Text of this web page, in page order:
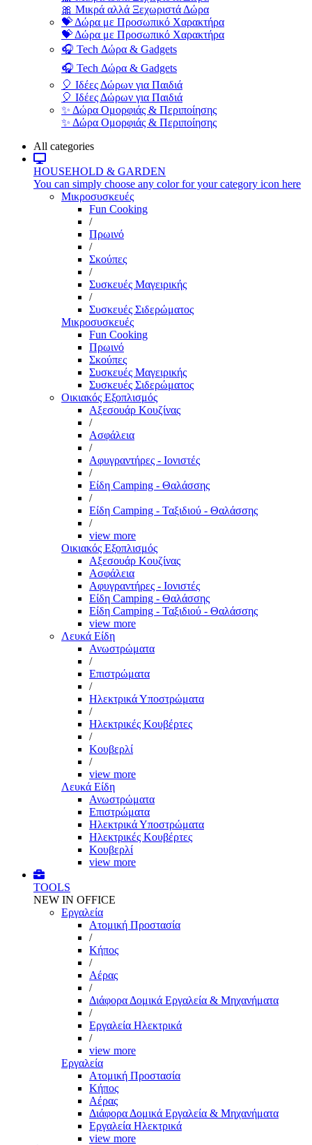
🎀 Μικρά αλλά Ξεχωριστά Δώρα
💝 Δώρα με Προσωπικό Χαρακτήρα
💝 Δώρα με Προσωπικό Χαρακτήρα
🎧 Tech Δώρα & Gadgets
🎧 Tech Δώρα & Gadgets
🎈 Ιδέες Δώρων για Παιδιά
🎈 Ιδέες Δώρων για Παιδιά
✨ Δώρα Ομορφιάς & Περιποίησης
✨ Δώρα Ομορφιάς & Περιποίησης
All categories
HOUSEHOLD & GARDEN
You can simply choose any color for your category icon here
Μικροσυσκευές
Fun Cooking
/
Πρωινό
/
Σκούπες
/
Συσκευές Μαγειρικής
/
Συσκευές Σιδερώματος
Μικροσυσκευές
Fun Cooking
Πρωινό
Σκούπες
Συσκευές Μαγειρικής
Συσκευές Σιδερώματος
Οικιακός Εξοπλισμός
Αξεσουάρ Κουζίνας
/
Ασφάλεια
/
Αφυγραντήρες - Ιονιστές
/
Είδη Camping - Θαλάσσης
/
Είδη Camping - Ταξιδιού - Θαλάσσης
/
view more
Οικιακός Εξοπλισμός
Αξεσουάρ Κουζίνας
Ασφάλεια
Αφυγραντήρες - Ιονιστές
Είδη Camping - Θαλάσσης
Είδη Camping - Ταξιδιού - Θαλάσσης
view more
Λευκά Είδη
Ανωστρώματα
/
Επιστρώματα
/
Ηλεκτρικά Υποστρώματα
/
Ηλεκτρικές Κουβέρτες
/
Κουβερλί
/
view more
Λευκά Είδη
Ανωστρώματα
Επιστρώματα
Ηλεκτρικά Υποστρώματα
Ηλεκτρικές Κουβέρτες
Κουβερλί
view more
TOOLS
NEW IN OFFICE
Εργαλεία
Aτομική Προστασία
/
Kήπος
/
Αέρας
/
Διάφορα Δομικά Εργαλεία & Μηχανήματα
/
Εργαλεία Ηλεκτρικά
/
view more
Εργαλεία
Aτομική Προστασία
Kήπος
Αέρας
Διάφορα Δομικά Εργαλεία & Μηχανήματα
Εργαλεία Ηλεκτρικά
view more